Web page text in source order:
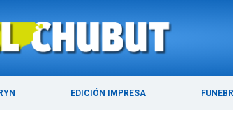
EDICIÓN IMPRESA
ÚLTIMAS NOTICIAS PUERTO MADRYN